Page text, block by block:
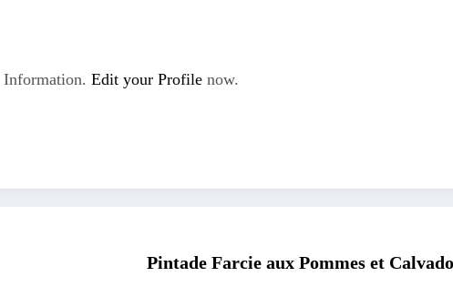
Edit your Profile now.
Pintade Farcie aux Pommes et